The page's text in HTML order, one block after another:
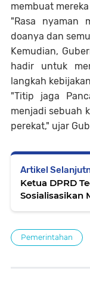
membuat
"Rasa nyaman
doanya dan
Kemudian,
hadir untuk
langkah
"Titip jaga
menjadi sebuah
perekat," ujar
Artikel
Ketua DPRD
Sosialisasikan
Pemerintahan